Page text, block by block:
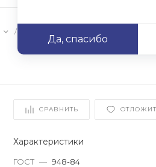
/
СРАВНИТЬ
Характеристики
ГОСТ — 948-84
Да, спасибо